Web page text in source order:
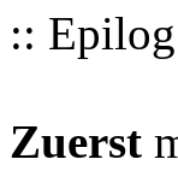
:: Epilog
Zuerst